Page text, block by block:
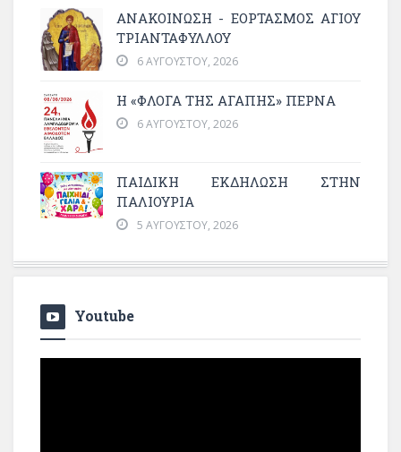
ΑΝΑΚΟΙΝΩΣΗ - ΕΟΡΤΑΣΜΟΣ ΑΓΙΟΥ
ΤΡΙΑΝΤΑΦΥΛΛΟΥ
6 ΑΥΓΟΎΣΤΟΥ, 2026
Η «ΦΛΌΓΑ ΤΗΣ ΑΓΆΠΗΣ» ΠΕΡΝΆ
6 ΑΥΓΟΎΣΤΟΥ, 2026
ΠΑΙΔΙΚΗ ΕΚΔΗΛΩΣΗ ΣΤΗΝ
ΠΑΛΙΟΥΡΙΑ
5 ΑΥΓΟΎΣΤΟΥ, 2026
Youtube